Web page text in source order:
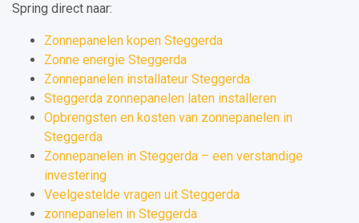
Spring direct naar:
Zonnepanelen kopen Steggerda
Zonne energie Steggerda
Zonnepanelen installateur Steggerda
Steggerda zonnepanelen laten installeren
Opbrengsten en kosten van zonnepanelen in
Steggerda
Zonnepanelen in Steggerda – een verstandige
investering
Veelgestelde vragen uit Steggerda
zonnepanelen in Steggerda